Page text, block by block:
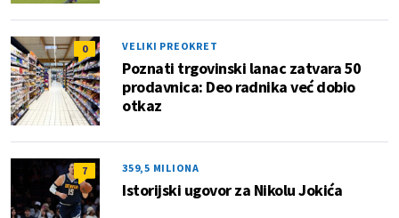
0 VELIKI PREOKRET
Poznati trgovinski lanac zatvara 50
prodavnica: Deo radnika već dobio
otkaz
7 359,5 MILIONA
Istorijski ugovor za Nikolu Jokića